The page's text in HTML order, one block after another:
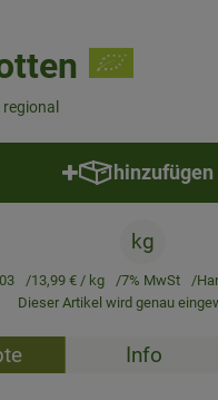
hinzufügen
Produkt
kg
13,99 € / kg 7% MwSt
Dieser Artikel wird genau
Info